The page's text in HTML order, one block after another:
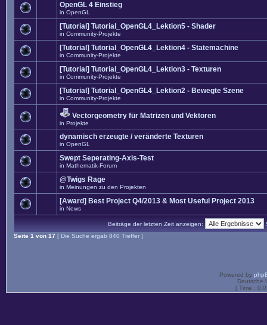
OpenGL 4 Einstieg
in OpenGL
[Tutorial] Tutorial_OpenGL4_Lektion5 - Shader
in Community-Projekte
[Tutorial] Tutorial_OpenGL4_Lektion4 - Statemachine
in Community-Projekte
[Tutorial] Tutorial_OpenGL4_Lektion3 - Texturen
in Community-Projekte
[Tutorial] Tutorial_OpenGL4_Lektion2 - Bewegte Szene
in Community-Projekte
Vectorgeometry für Matrizen und Vektoren
in Projekte
dynamisch erzeugte / veränderte Texturen
in OpenGL
Swept Seperating-Axis-Test
in Mathematik-Forum
@Twigs Rage
in Meinungen zu den Projekten
[Award] Best Project Q4/2013 & Most Useful Project 2013
in News
Beiträge der letzten Zeit anzeigen:
Seite 1 von 17 [ Die Suche ergab 840 Treffer ]
Powered by
Deutsche
[ Time :